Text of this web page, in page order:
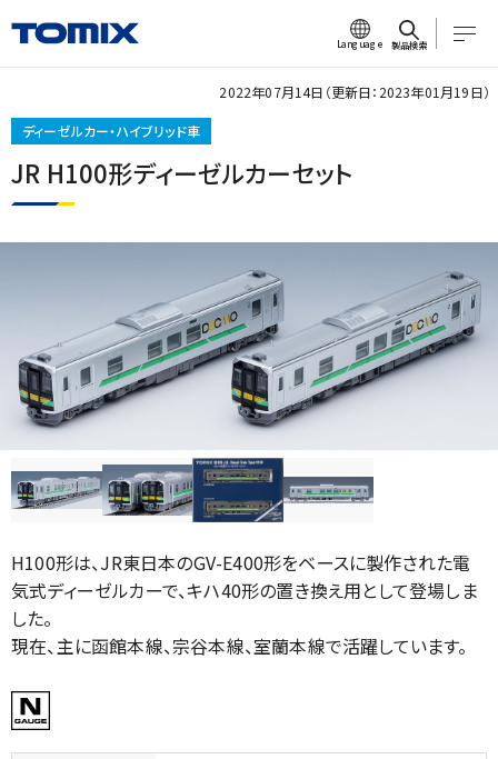
Language 製品検索
ディーゼルカー・ハイブリッド車
JR H100形ディーゼルカーセット
2022年07月14日（更新日：2023年01月19日）
H100形は、JR東日本のGV-E400形をベースに製作された電
気式ディーゼルカーで、キハ40形の置き換え用として登場しま
した。
現在、主に函館本線、宗谷本線、室蘭本線で活躍しています。